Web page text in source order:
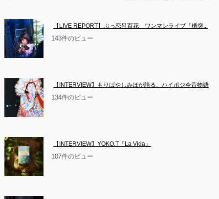
【LIVE REPORT】ぶっ恋呂百花　ワンマンライブ「楯突...
143件のビュー
【INTERVIEW】もりばやしみほが語る、ハイポジ今昔物語
134件のビュー
【INTERVIEW】YOKO.T『La Vida』
107件のビュー